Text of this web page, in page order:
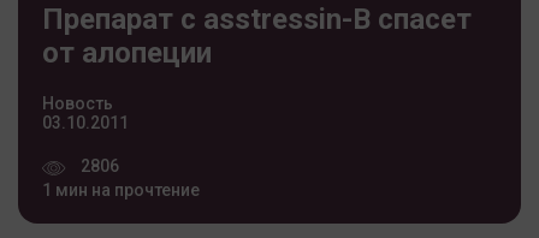
Препарат с asstressin-В спасет
от алопеции
Новость
03.10.2011
2806
1 мин на прочтение